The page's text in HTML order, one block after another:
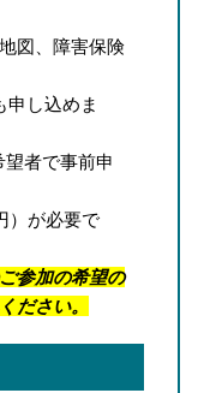
図、障害保険
申し込めま
望者で事前申
）が必要で
参加の希望の
ださい。